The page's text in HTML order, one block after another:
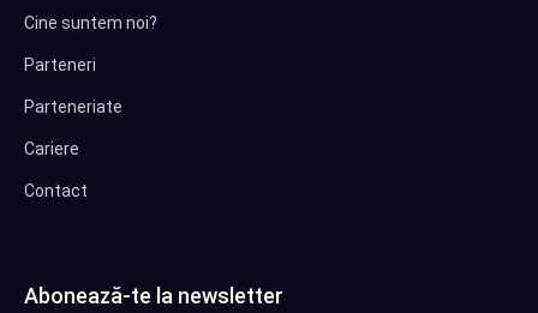
Cine suntem noi?
Parteneri
Parteneriate
Cariere
Contact
Abonează-te la newsletter